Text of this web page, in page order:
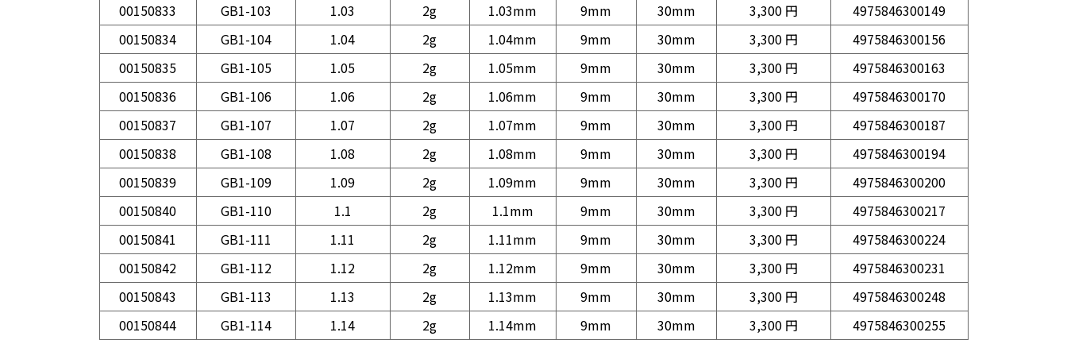
00150833
GB1-103 1.03 2g 1.03mm 9mm 30mm 3,300 円
4975846300149
00150834
GB1-104 1.04 2g 1.04mm 9mm 30mm 3,300 円
4975846300156
00150835
GB1-105 1.05 2g 1.05mm 9mm 30mm 3,300 円
4975846300163
00150836
GB1-106 1.06 2g 1.06mm 9mm 30mm 3,300 円
4975846300170
00150837
GB1-107 1.07 2g 1.07mm 9mm 30mm 3,300 円
4975846300187
00150838
GB1-108 1.08 2g 1.08mm 9mm 30mm 3,300 円
4975846300194
00150839
GB1-109 1.09 2g 1.09mm 9mm 30mm 3,300 円
4975846300200
00150840
GB1-110 1.1 2g 1.1mm 9mm 30mm 3,300 円
4975846300217
00150841
GB1-111 1.11 2g 1.11mm 9mm 30mm 3,300 円
4975846300224
00150842
GB1-112 1.12 2g 1.12mm 9mm 30mm 3,300 円
4975846300231
00150843
GB1-113 1.13 2g 1.13mm 9mm 30mm 3,300 円
4975846300248
00150844
GB1-114 1.14 2g 1.14mm 9mm 30mm 3,300 円
4975846300255